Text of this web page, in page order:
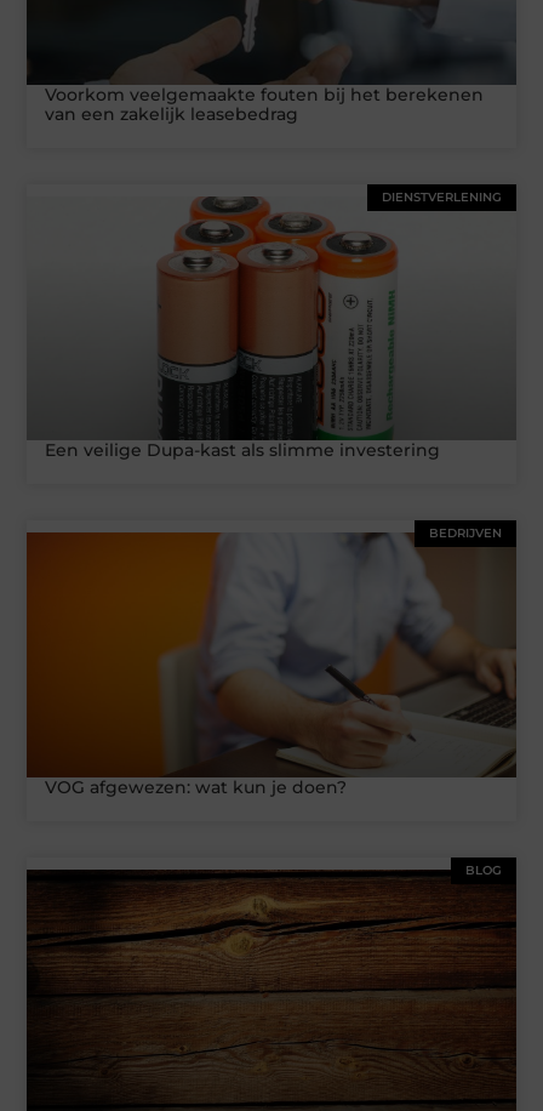
Voorkom veelgemaakte fouten bij het berekenen
van een zakelijk leasebedrag
DIENSTVERLENING
Een veilige Dupa-kast als slimme investering
BEDRIJVEN
VOG afgewezen: wat kun je doen?
BLOG